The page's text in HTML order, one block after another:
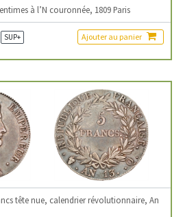
à l’N couronnée, 1809 Paris
SUP+ Ajouter au panier
tête nue, calendrier révolutionnaire, An